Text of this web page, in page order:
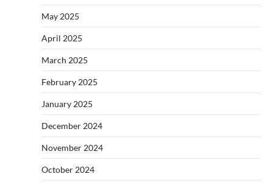
May 2025
April 2025
March 2025
February 2025
January 2025
December 2024
November 2024
October 2024